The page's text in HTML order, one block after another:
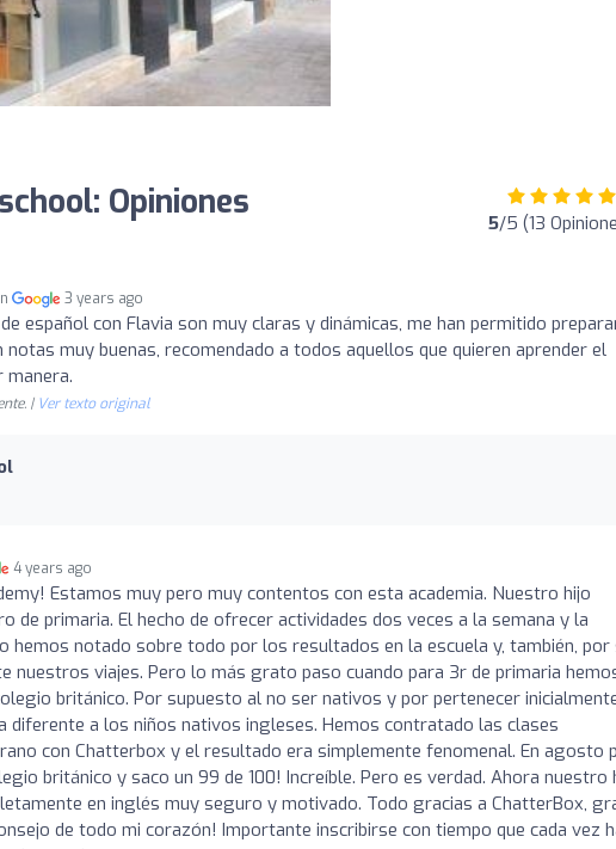
Opiniones 5/5 (13
3 years ago
español con Flavia son muy claras y dinámicas, me han permitido
notas muy buenas, recomendado a todos aquellos que quieren aprender el
manera.
| Ver texto original
4 years ago
Estamos muy pero muy contentos con esta academia. Nuestro hijo
de primaria. El hecho de ofrecer actividades dos veces a la semana y la
hemos notado sobre todo por los resultados en la escuela y, también, por
nuestros viajes. Pero lo más grato paso cuando para 3r de primaria
británico. Por supuesto al no ser nativos y por pertenecer
diferente a los niños nativos ingleses. Hemos contratado las clases
con Chatterbox y el resultado era simplemente fenomenal. En agosto
británico y saco un 99 de 100! Increíble. Pero es verdad. Ahora nuestro
en inglés muy seguro y motivado. Todo gracias a ChatterBox,
de todo mi corazón! Importante inscribirse con tiempo que cada vez